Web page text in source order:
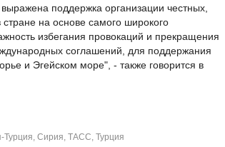
поддержка организации честных,
на основе самого широкого
избегания провокаций и прекращения
соглашений, для поддержания
и Эгейском море", - также говорится в
Турция, Сирия, ТАСС, Турция